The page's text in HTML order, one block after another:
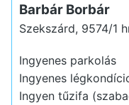
Barbár Borbár
Szekszárd, 9574/1
Ingyenes parkolás
Ingyenes
Ingyen tűzifa